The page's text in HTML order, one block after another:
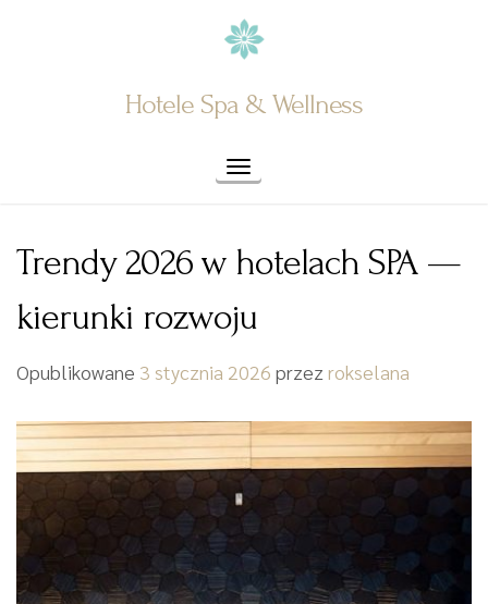
Hotele Spa & Wellness
Toggle navigation
Trendy 2026 w hotelach SPA —
kierunki rozwoju
Opublikowane 3 stycznia 2026 przez rokselana